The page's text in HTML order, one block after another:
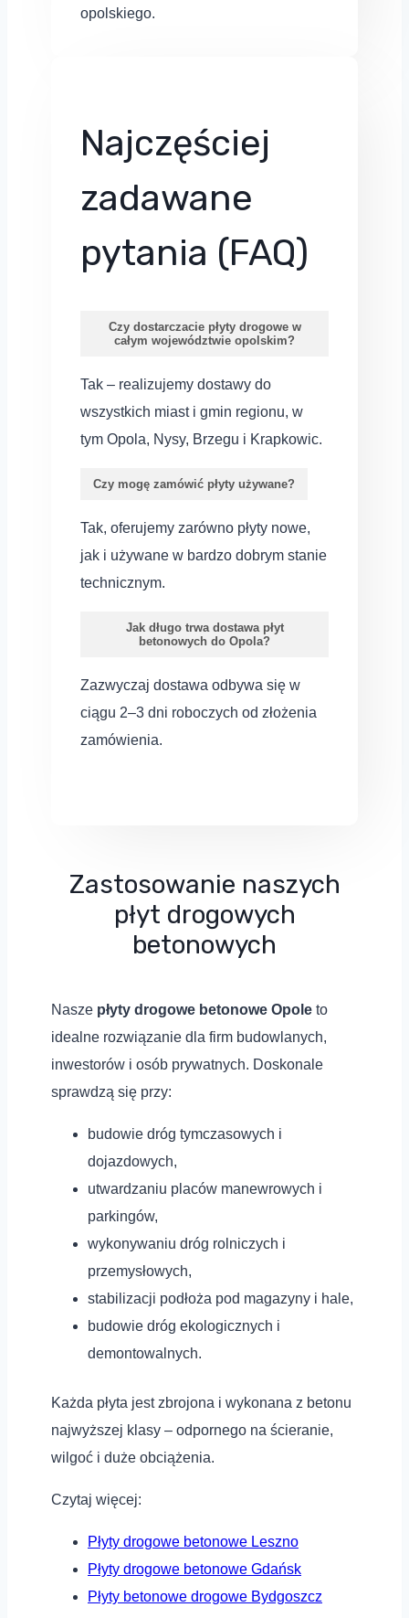
opolskiego.
Najczęściej
zadawane
pytania (FAQ)
Czy dostarczacie płyty drogowe w
całym województwie opolskim?
Tak – realizujemy dostawy do
wszystkich miast i gmin regionu, w
tym Opola, Nysy, Brzegu i Krapkowic.
Czy mogę zamówić płyty używane?
Tak, oferujemy zarówno płyty nowe,
jak i używane w bardzo dobrym stanie
technicznym.
Jak długo trwa dostawa płyt
betonowych do Opola?
Zazwyczaj dostawa odbywa się w
ciągu 2–3 dni roboczych od złożenia
zamówienia.
Zastosowanie naszych
płyt drogowych
betonowych
Nasze płyty drogowe betonowe Opole to
idealne rozwiązanie dla firm budowlanych,
inwestorów i osób prywatnych. Doskonale
sprawdzą się przy:
budowie dróg tymczasowych i
dojazdowych,
utwardzaniu placów manewrowych i
parkingów,
wykonywaniu dróg rolniczych i
przemysłowych,
stabilizacji podłoża pod magazyny i hale,
budowie dróg ekologicznych i
demontowalnych.
Każda płyta jest zbrojona i wykonana z betonu
najwyższej klasy – odpornego na ścieranie,
wilgoć i duże obciążenia.
Czytaj więcej:
Płyty drogowe betonowe Leszno
Płyty drogowe betonowe Gdańsk
Płyty betonowe drogowe Bydgoszcz